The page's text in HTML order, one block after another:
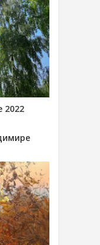
2022